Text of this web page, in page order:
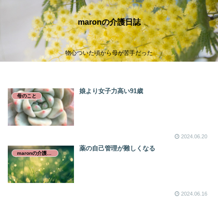
maronの介護日誌
物心ついた頃から母が苦手だった
母のこと
娘より女子力高い91歳
2024.06.20
薬の自己管理が難しくなる
2024.06.16